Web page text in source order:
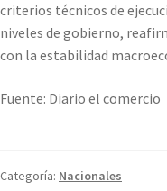
criterios técnicos de
niveles de gobierno,
con la estabilidad
Fuente: Diario el comercio
Categoría: Nacionales